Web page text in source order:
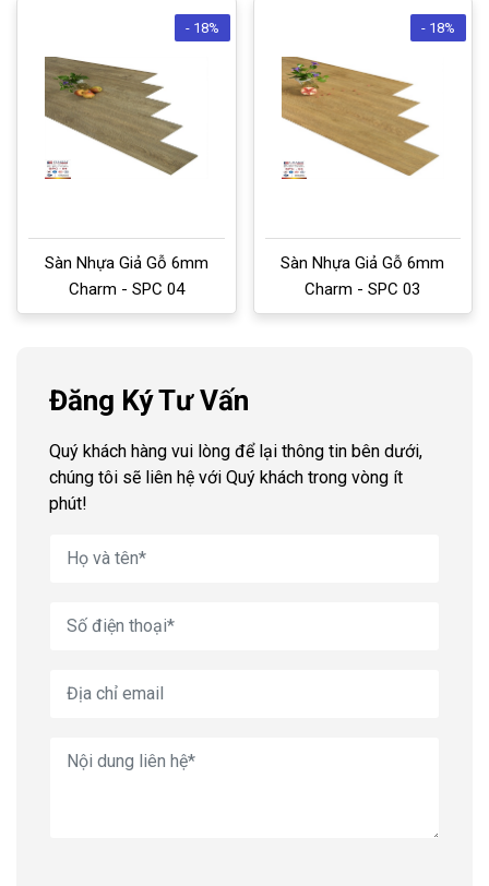
- 18%
Sàn Nhựa Giả Gỗ 6mm
Charm - SPC 04
- 18%
Sàn Nhựa Giả Gỗ 6mm
Charm - SPC 03
Đăng Ký Tư Vấn
Quý khách hàng vui lòng để lại thông tin bên dưới,
chúng tôi sẽ liên hệ với Quý khách trong vòng ít
phút!